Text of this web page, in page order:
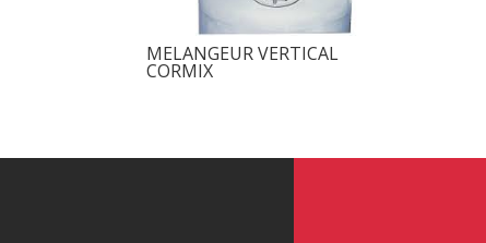
MELANGEUR VERTICAL
CORMIX